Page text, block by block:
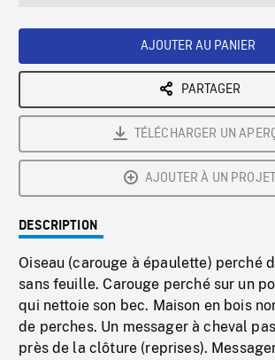
AJOUTER AU PANIER
PARTAGER
TÉLÉCHARGER UN
AJOUTER À UN PROJET
DESCRIPTION
Oiseau (carouge à épaulette) perché
sans feuille. Carouge perché sur un
qui nettoie son bec. Maison en bois
de perches. Un messager à cheval
près de la clôture (reprises).